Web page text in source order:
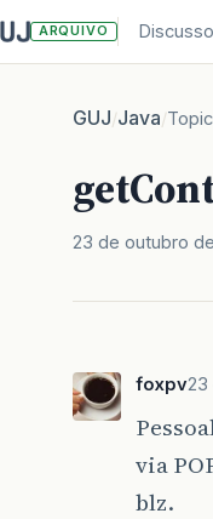
ARQUIVO
GUJ/Java/
23 de outubro
foxpv23
via
blz.